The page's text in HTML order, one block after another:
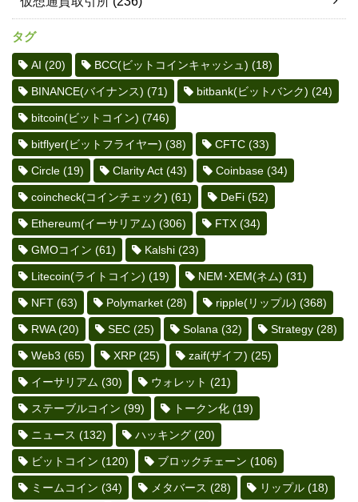
タグ
AI (20) BCC(ビットコインキャッシュ) (18)
BINANCE(バイナンス) (71) bitbank(ビットバンク) (24)
bitcoin(ビットコイン) (746)
bitflyer(ビットフライヤー) (38) CFTC (33)
Circle (19) Clarity Act (43) Coinbase (34)
coincheck(コインチェック) (61) DeFi (52)
Ethereum(イーサリアム) (306) FTX (34)
GMOコイン (61) Kalshi (23)
Litecoin(ライトコイン) (19) NEM･XEM(ネム) (31)
NFT (63) Polymarket (28) ripple(リップル) (368)
RWA(20) SEC (25) Solana (32) Strategy (28)
Web3 (65) XRP (25) zaif(ザイフ) (25)
イーサリアム (30) ウォレット (21)
ステーブルコイン (99) トークン化 (19)
ニュース (132) ハッキング (20)
ビットコイン (120) ブロックチェーン (106)
ミームコイン (34) メタバース (28) リップル (18)